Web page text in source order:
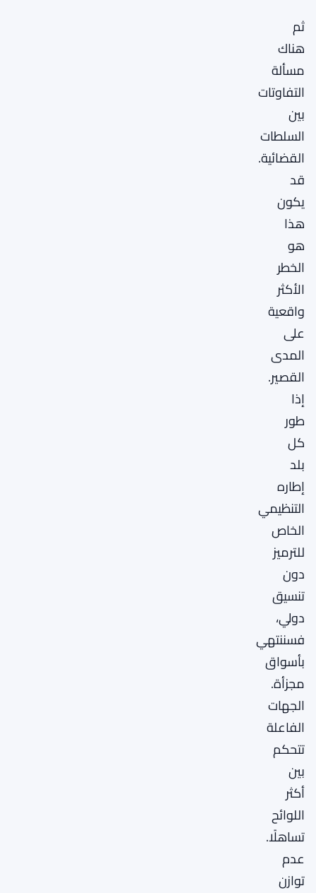
ثم
هناك
مسألة
التفاوتات
بين
السلطات
القضائية.
قد
يكون
هذا
هو
الخطر
الأكثر
واقعية
على
المدى
القصير.
إذا
طور
كل
بلد
إطاره
التنظيمي
الخاص
للترميز
دون
تنسيق
دولي،
فسننتهي
بأسواق
مجزأة.
الجهات
الفاعلة
تتحكم
بين
أكثر
اللوائح
تساهلًا.
عدم
توازن